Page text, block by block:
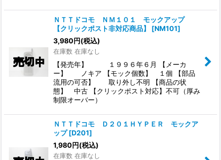
ＮＴＴドコモ ＮＭ１０１ モックアップ
【クリックポスト非対応商品】
[NM101]
3,980円(税込)
在庫数 在庫なし
【発売年】 １９９６年６月 【メーカ
ー】 ノキア 【モック個数】 １個 【部品
流用の可否】 取り外し不明 【商品の状
態】 中古 【クリックポスト対応】不可（厚み
制限オーバー）
ＮＴＴドコモ Ｄ２０１ＨＹＰＥＲ モックア
ップ [D201]
1,980円(税込)
在庫数 在庫なし